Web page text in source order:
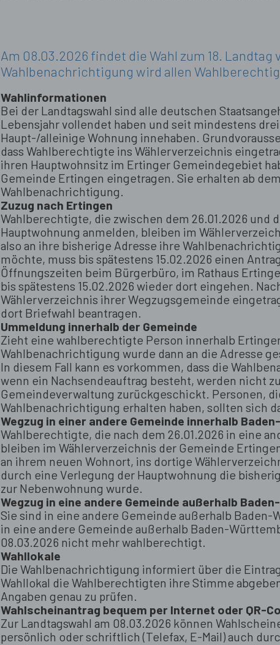
Am 08.03.2026 findet die Wahl zum 18.
Wahlbenachrichtigung wird allen
Wahlinformationen
Bei der Landtagswahl sind alle deutschen
Lebensjahr vollendet haben und seit mindestens
Haupt-/alleinige Wohnung innehaben.
dass Wahlberechtigte ins Wählerverzeichnis
ihren Hauptwohnsitz im Ertinger Gemeindegebiet
Gemeinde Ertingen eingetragen. Sie erhalten ab
Wahlbenachrichtigung.
Zuzug nach Ertingen
Wahlberechtigte, die zwischen dem 26.01.2026 und
Hauptwohnung anmelden, bleiben im
also an ihre bisherige Adresse ihre
möchte, muss bis spätestens 15.02.2026 einen
Öffnungszeiten beim Bürgerbüro, im Rathaus
bis spätestens 15.02.2026 wieder dort eingehen.
Wählerverzeichnis ihrer Wegzugsgemeinde
dort Briefwahl beantragen.
Ummeldung innerhalb der Gemeinde
Zieht eine wahlberechtigte Person innerhalb
Wahlbenachrichtigung wurde dann an die Adresse
In diesem Fall kann es vorkommen, dass die
wenn ein Nachsendeauftrag besteht, werden nicht
Gemeindeverwaltung zurückgeschickt. Personen,
Wahlbenachrichtigung erhalten haben, sollten sich
Wegzug in einer andere Gemeinde innerhalb
Wahlberechtigte, die nach dem 26.01.2026 in eine
bleiben im Wählerverzeichnis der Gemeinde
an ihrem neuen Wohnort, ins dortige
durch eine Verlegung der Hauptwohnung die
zur Nebenwohnung wurde.
Wegzug in eine andere Gemeinde außerhalb
Sie sind in eine andere Gemeinde außerhalb
in eine andere Gemeinde außerhalb Baden-
08.03.2026 nicht mehr wahlberechtigt.
Wahllokale
Die Wahlbenachrichtigung informiert über die
Wahllokal die Wahlberechtigten ihre Stimme
Angaben genau zu prüfen.
Wahlscheinantrag bequem per Internet oder QR-
Zur Landtagswahl am 08.03.2026 können
persönlich oder schriftlich (Telefax, E-Mail) auch